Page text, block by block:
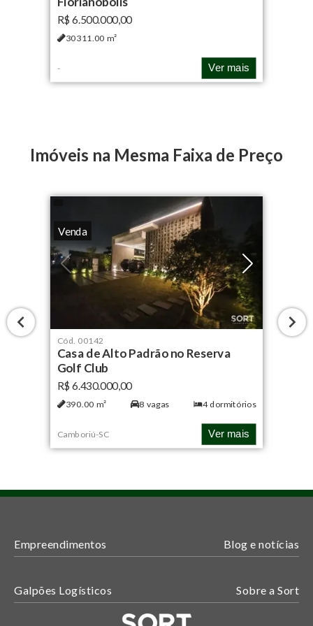
R$ 6.500.000,00
30311.00 m²
- Ver mais
Imóveis na Mesma Faixa de Preço
Venda
Cód. 00142
Casa de Alto Padrão no Reserva
Golf Club
R$ 6.430.000,00
390.00 m² 8 vagas 4dormitórios
Camboriú-SC Ver mais
Empreendimentos Blog e notícias
Galpões Logísticos Sobre a Sort